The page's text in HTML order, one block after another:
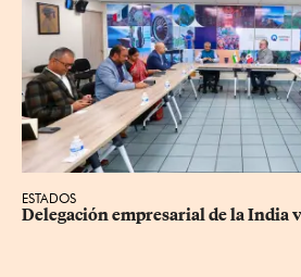
ESTADOS
Delegación empresarial de la India